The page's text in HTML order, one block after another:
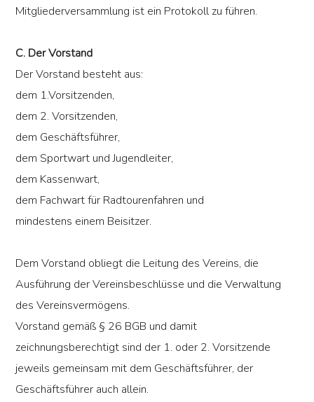
Mitgliederversammlung ist ein Protokoll zu führen.
C. Der Vorstand
Der Vorstand besteht aus:
dem 1.Vorsitzenden,
dem 2. Vorsitzenden,
dem Geschäftsführer,
dem Sportwart und Jugendleiter,
dem Kassenwart,
dem Fachwart für Radtourenfahren und
mindestens einem Beisitzer.
Dem Vorstand obliegt die Leitung des Vereins, die
Ausführung der Vereinsbeschlüsse und die Verwaltung
des Vereinsvermögens.
Vorstand gemäß § 26 BGB und damit
zeichnungsberechtigt sind der 1. oder 2. Vorsitzende
jeweils gemeinsam mit dem Geschäftsführer, der
Geschäftsführer auch allein.